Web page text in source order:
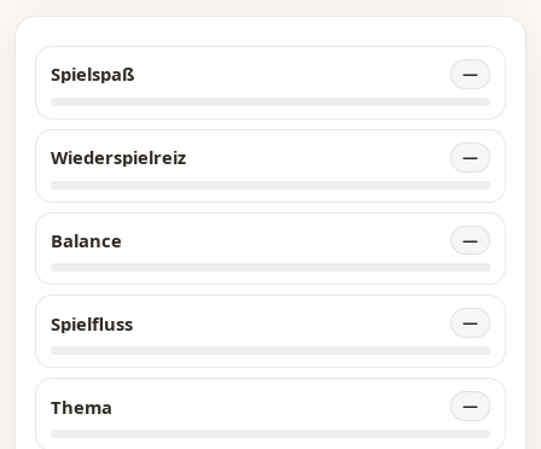
Spielspaß —
Wiederspielreiz —
Balance —
Spielfluss —
Thema —